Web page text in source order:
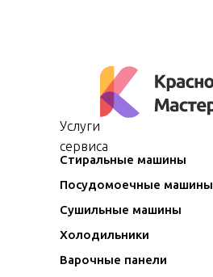
Услуги
сервиса
Стиральные машины
Посудомоечные машины
Сушильные машины
Холодильники
Варочные панели